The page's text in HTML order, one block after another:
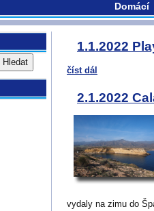
Domácí
1.1.2022
číst dál
2.1.2022
vydaly na zimu do